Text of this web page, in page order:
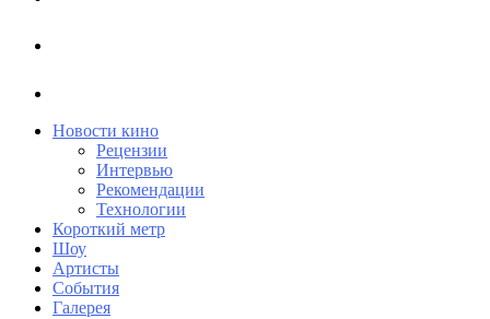
Новости кино
Рецензии
Интервью
Рекомендации
Технологии
Короткий метр
Шоу
Артисты
События
Галерея